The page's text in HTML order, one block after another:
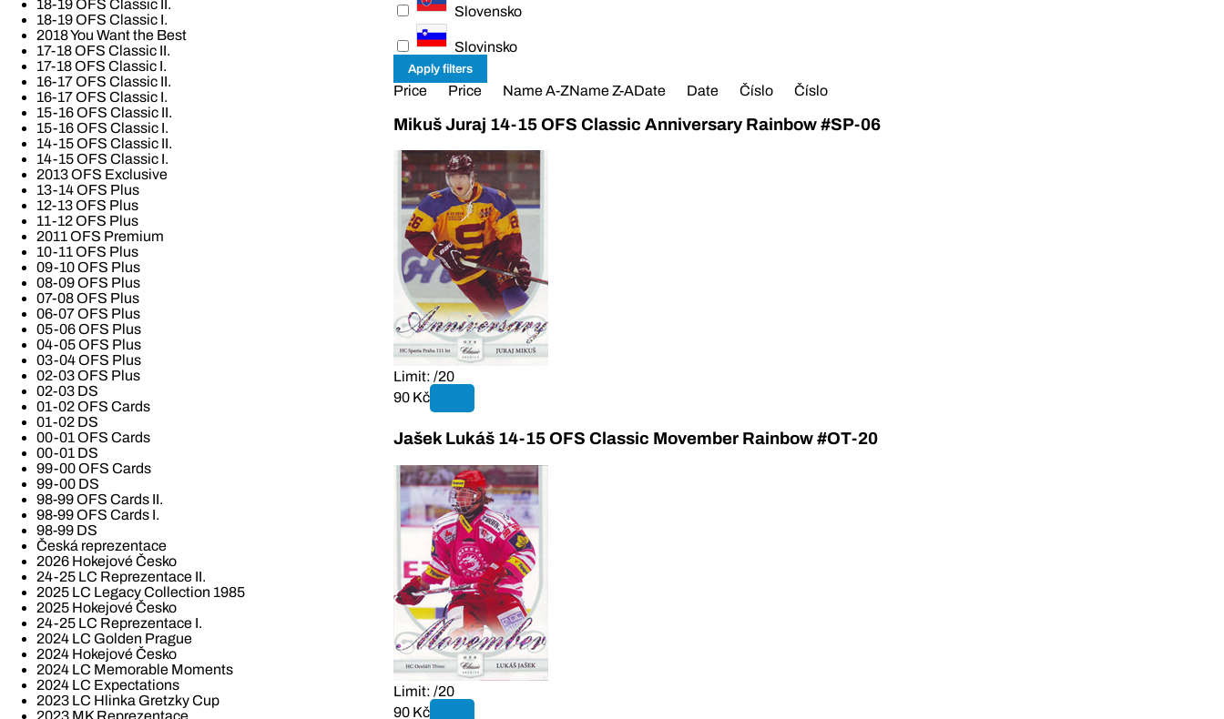
18-19 OFS Classic II.
18-19 OFS Classic I.
2018 You Want the Best
17-18 OFS Classic II.
17-18 OFS Classic I.
16-17 OFS Classic II.
16-17 OFS Classic I.
15-16 OFS Classic II.
15-16 OFS Classic I.
14-15 OFS Classic II.
14-15 OFS Classic I.
2013 OFS Exclusive
13-14 OFS Plus
12-13 OFS Plus
11-12 OFS Plus
2011 OFS Premium
10-11 OFS Plus
09-10 OFS Plus
08-09 OFS Plus
07-08 OFS Plus
06-07 OFS Plus
05-06 OFS Plus
04-05 OFS Plus
03-04 OFS Plus
02-03 OFS Plus
02-03 DS
01-02 OFS Cards
01-02 DS
00-01 OFS Cards
00-01 DS
99-00 OFS Cards
99-00 DS
98-99 OFS Cards II.
98-99 OFS Cards I.
98-99 DS
Česká reprezentace
2026 Hokejové Česko
24-25 LC Reprezentace II.
2025 LC Legacy Collection 1985
2025 Hokejové Česko
24-25 LC Reprezentace I.
2024 LC Golden Prague
2024 Hokejové Česko
2024 LC Memorable Moments
2024 LC Expectations
2023 LC Hlinka Gretzky Cup
2023 MK Reprezentace
Slovensko
Slovinsko
Price Price Name A-ZName Z-ADate Date Číslo Číslo
Mikuš Juraj 14-15 OFS Classic Anniversary Rainbow #SP-06
Limit: /20
90 Kč
Jašek Lukáš 14-15 OFS Classic Movember Rainbow #OT-20
Limit: /20
90 Kč